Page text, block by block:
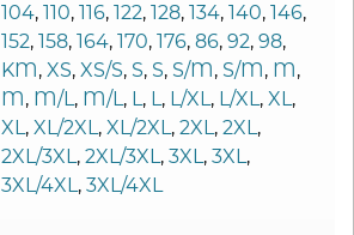
104, 110, 116, 122, 128, 134, 140, 146,
152, 158, 164, 170, 176, 86, 92, 98,
KM, XS, XS/S, S, S, S/M, S/M, M,
M, M/L, M/L, L, L, L/XL, L/XL, XL,
XL, XL/2XL, XL/2XL, 2XL, 2XL,
2XL/3XL, 2XL/3XL, 3XL, 3XL,
3XL/4XL, 3XL/4XL